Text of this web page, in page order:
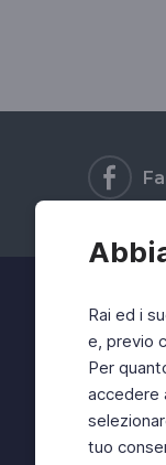
Rai ed i
e, previo
Per
accedere
tuo